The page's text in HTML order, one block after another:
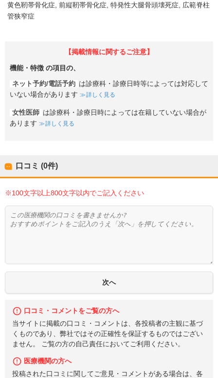
黄色靭帯骨化症 前縦靭帯骨化症 特発性大腿骨頭壊死症
広範脊柱
管狭窄症
【掲載情報に関するご注意】
機能・特徴 の項目の、
ネット予約/電話予約 は診療科・診療日時等によっては対応して
いない場合があります
詳しく見る
女性医師 は診療科・診療日時によっては在籍していない場合が
あります
詳しく見る
口コミ (0件)
※100文字以上800文字以内でご記入ください
口コミ・コメントをご覧の方へ
当サイトに掲載の口コミ・コメントは、各投稿者の主観に基づ
くものであり、弊社ではその正確性を保証するものではござい
ません。 ご覧の方の自己責任においてご利用ください。
医療機関の方へ
投稿された口コミに関してご意見・コメントがある場合は、各